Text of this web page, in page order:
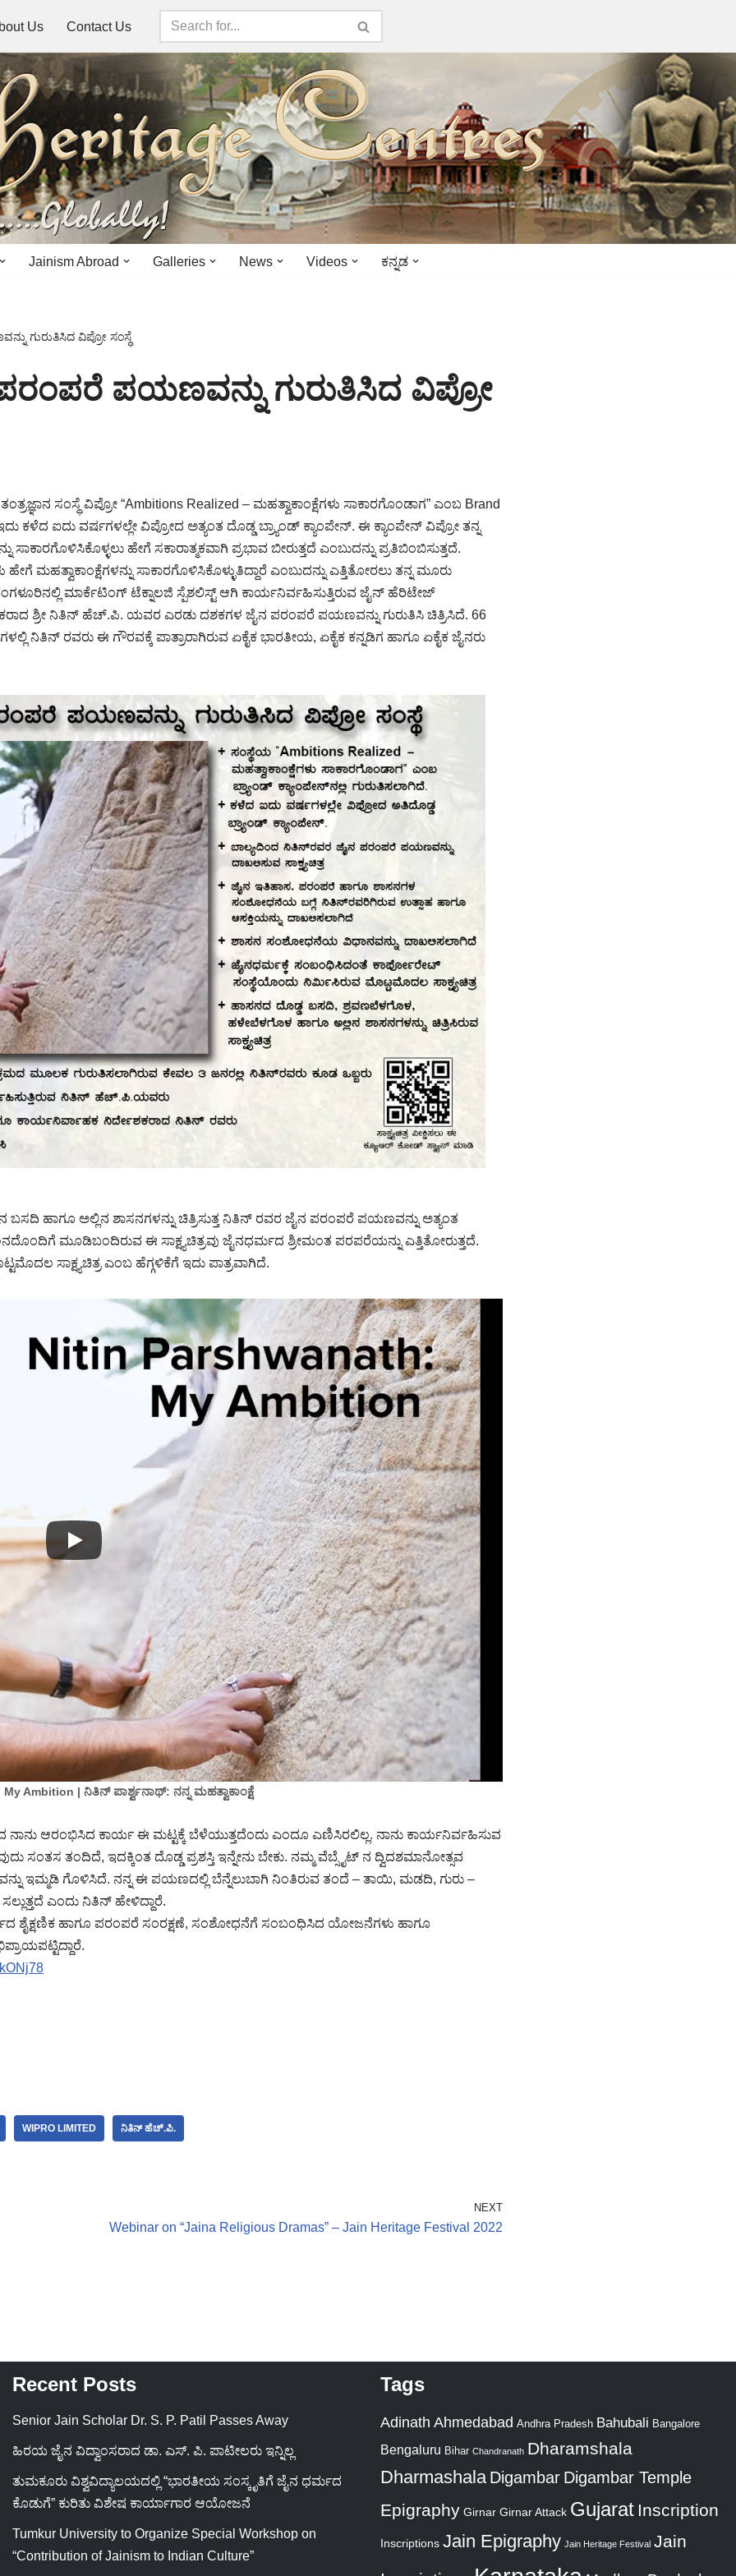
Us Contact Us
Jainism Abroad Galleries News Videos ಕನ್ನಡ
ಗುರುತಿಸಿದ ವಿಪ್ರೋ ಸಂಸ್ಥೆ
ಪಯಣವನ್ನು ಗುರುತಿಸಿದ ವಿಪ್ರೋ
ಸಂಸ್ಥೆ ವಿಪ್ರೋ “Ambitions Realized – ಮಹತ್ವಾಕಾಂಕ್ಷೆಗಳು ಸಾಕಾರಗೊಂಡಾಗ” ಎಂಬ Brand
ಕಳೆದ ಐದು ವರ್ಷಗಳಲ್ಲೇ ವಿಪ್ರೋದ ಅತ್ಯಂತ ದೊಡ್ಡ ಬ್ರ್ಯಾಂಡ್ ಕ್ಯಾಂಪೇನ್. ಈ ಕ್ಯಾಂಪೇನ್ ವಿಪ್ರೋ ತನ್ನ
ಹೇಗೆ ಸಕಾರಾತ್ಮಕವಾಗಿ ಪ್ರಭಾವ ಬೀರುತ್ತದೆ ಎಂಬುದನ್ನು ಪ್ರತಿಬಿಂಬಿಸುತ್ತದೆ.
ಸಾಕಾರಗೊಳಿಸಿಕೊಳ್ಳುತಿದ್ದಾರೆ ಎಂಬುದನ್ನು ಎತ್ತಿತೋರಲು ತನ್ನ ಮೂರು
ಮಾರ್ಕೆಟಿಂಗ್ ಟೆಕ್ನಾಲಜಿ ಸ್ಪೆಶಲಿಸ್ಟ್ ಆಗಿ ಕಾರ್ಯನಿರ್ವಹಿಸುತ್ತಿರುವ ಜೈನ್ ಹೆರಿಟೇಜ್
ಶ್ರ‍ೀ ನಿತಿನ್ ಹೆಚ್.ಪಿ. ಯವರ ಎರಡು ದಶಕಗಳ ಜೈನ ಪರಂಪರೆ ಪಯಣವನ್ನು ಗುರುತಿಸಿ ಚಿತ್ರಿಸಿದೆ. 66
ನಿತಿನ್ ರವರು ಈ ಗೌರವಕ್ಕೆ ಪಾತ್ರಾರಾಗಿರುವ ಏಕೈಕ ಭಾರತೀಯ, ಏಕೈಕ ಕನ್ನಡಿಗ ಹಾಗೂ ಏಕೈಕ ಜೈನರು
ಹಾಗೂ ಅಲ್ಲಿನ ಶಾಸನಗಳನ್ನು ಚಿತ್ರಿಸುತ್ತ ನಿತಿನ್ ರವರ ಜೈನ ಪರಂಪರೆ ಪಯಣವನ್ನು ಅತ್ಯಂತ
ಮೂಡಿಬಂದಿರುವ ಈ ಸಾಕ್ಷ್ಯಚಿತ್ರವು ಜೈನಧರ್ಮದ ಶ್ರ‍ೀಮಂತ ಪರಪರೆಯನ್ನು ಎತ್ತಿತೋರುತ್ತದೆ.
ಸಾಕ್ಷ್ಯಚಿತ್ರ ಎಂಬ ಹೆಗ್ಗಳಿಕೆಗೆ ಇದು ಪಾತ್ರವಾಗಿದೆ.
Ambition | ನಿತಿನ್ ಪಾರ್ಶ್ವನಾಥ್: ನನ್ನ ಮಹತ್ವಾಕಾಂಕ್ಷೆ
ಆರಂಭಿಸಿದ ಕಾರ್ಯ ಈ ಮಟ್ಟಕ್ಕೆ ಬೆಳೆಯುತ್ತದೆಂದು ಎಂದೂ ಎಣಿಸಿರಲಿಲ್ಲ. ನಾನು ಕಾರ್ಯನಿರ್ವಹಿಸುವ
ಸಂತಸ ತಂದಿದೆ, ಇದಕ್ಕಿಂತ ದೊಡ್ಡ ಪ್ರಶಸ್ತಿ ಇನ್ನೇನು ಬೇಕು. ನಮ್ಮ ವೆಬ್ಸೈಟ್ ನ ದ್ವಿದಶಮಾನೋತ್ಸವ
ಇಮ್ಮಡಿ ಗೊಳಿಸಿದೆ. ನನ್ನ ಈ ಪಯಣದಲ್ಲಿ ಬೆನ್ನೆಲುಬಾಗಿ ನಿಂತಿರುವ ತಂದೆ – ತಾಯಿ, ಮಡದಿ, ಗುರು –
ಎಂದು ನಿತಿನ್ ಹೇಳಿದ್ದಾರೆ.
ಶೈಕ್ಷಣಿಕ ಹಾಗೂ ಪರಂಪರೆ ಸಂರಕ್ಷಣೆ, ಸಂಶೋಧನೆಗೆ ಸಂಬಂಧಿಸಿದ ಯೋಜನೆಗಳು ಹಾಗೂ
WIPRO LIMITED ನಿತಿನ್ ಹೆಚ್.ಪಿ.
NEXT
Webinar on “Jaina Religious Dramas” – Jain Heritage Festival 2022
Recent Posts
Senior Jain Scholar Dr. S. P. Patil Passes Away
ಹಿರಯ ಜೈನ ವಿದ್ವಾಂಸರಾದ ಡಾ. ಎಸ್. ಪಿ. ಪಾಟೀಲರು ಇನ್ನಿಲ್ಲ
ತುಮಕೂರು ವಿಶ್ವವಿದ್ಯಾಲಯದಲ್ಲಿ “ಭಾರತೀಯ ಸಂಸ್ಕೃತಿಗೆ ಜೈನ ಧರ್ಮದ
ಕೊಡುಗೆ” ಕುರಿತು ವಿಶೇಷ ಕಾರ್ಯಾಗಾರ ಆಯೋಜನೆ
Tumkur University to Organize Special Workshop on
“Contribution of Jainism to Indian Culture”
Tags
Adinath Ahmedabad Andhra Pradesh Bahubali Bangalore
Bengaluru Bihar Chandranath Dharamshala
Dharmashala Digambar Digambar Temple
Epigraphy Girnar Girnar Attack Gujarat Inscription
Inscriptions Jain Epigraphy Jain Heritage Festival Jain